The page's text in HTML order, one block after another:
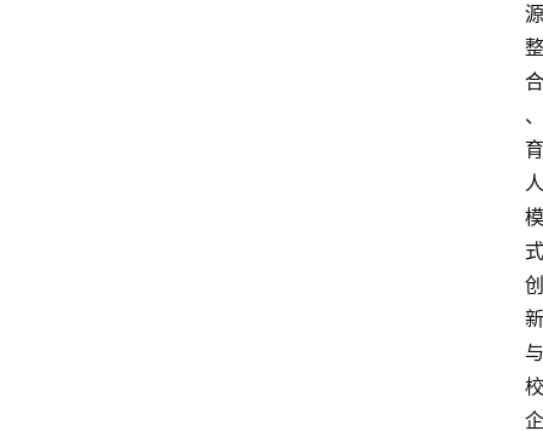
源
整
合
、
育
人
模
式
创
新
与
校
企